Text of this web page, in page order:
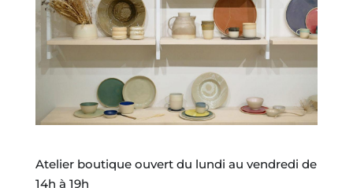
Atelier boutique ouvert du lundi au vendredi de
14h à 19h